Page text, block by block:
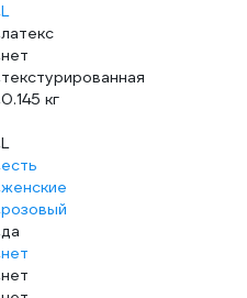
L
латекс
нет
текстурированная
0.145 кг
L
есть
женские
розовый
да
нет
нет